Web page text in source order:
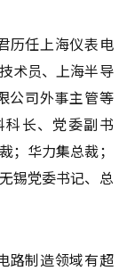
历任上海仪表电
术员、上海半导
公司外事主管等
科长、党委副书
；华力集总裁；
锡党委书记、总
路制造领域有超